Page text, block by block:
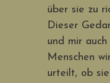
über sie zu
Dieser
und mir
Menschen
urteilt, ob